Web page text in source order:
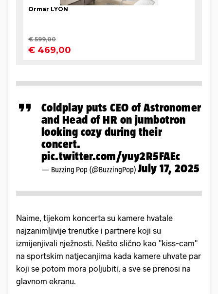
Coldplay puts CEO of Astronomer
and Head of HR on jumbotron
looking cozy during their
concert.
pic.twitter.com/yuy2R5FAEc
— Buzzing Pop (@BuzzingPop) July 17, 2025
Naime, tijekom koncerta su kamere hvatale
najzanimljivije trenutke i partnere koji su
izmijenjivali nježnosti. Nešto slično kao "kiss-cam"
na sportskim natjecanjima kada kamere uhvate par
koji se potom mora poljubiti, a sve se prenosi na
glavnom ekranu.